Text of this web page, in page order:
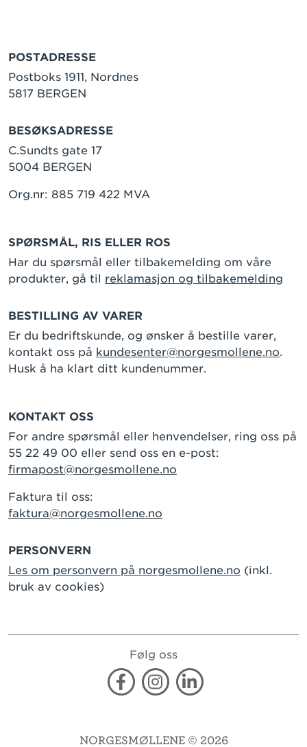
POSTADRESSE
Postboks 1911, Nordnes
5817 BERGEN
BESØKSADRESSE
C.Sundts gate 17
5004 BERGEN
Org.nr: 885 719 422 MVA
SPØRSMÅL, RIS ELLER ROS
Har du spørsmål eller tilbakemelding om våre
produkter, gå til reklamasjon og tilbakemelding
BESTILLING AV VARER
Er du bedriftskunde, og ønsker å bestille varer,
kontakt oss på kundesenter@norgesmollene.no.
Husk å ha klart ditt kundenummer.
KONTAKT OSS
For andre spørsmål eller henvendelser, ring oss på
55 22 49 00 eller send oss en e-post:
firmapost@norgesmollene.no
Faktura til oss:
faktura@norgesmollene.no
PERSONVERN
Les om personvern på norgesmollene.no (inkl.
bruk av cookies)
Følg oss
FacebookInstagramLinkedin
NORGESMØLLENE © 2026